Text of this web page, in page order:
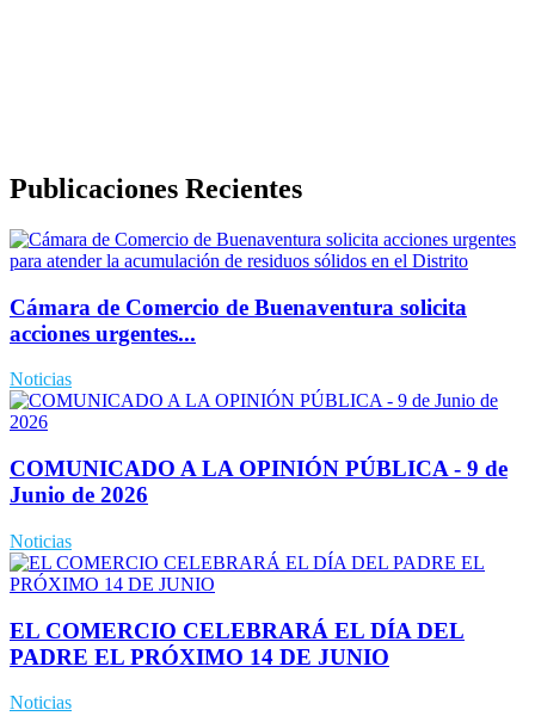
Publicaciones Recientes
Cámara de Comercio de Buenaventura solicita
acciones urgentes...
Noticias
COMUNICADO A LA OPINIÓN PÚBLICA - 9 de
Junio de 2026
Noticias
EL COMERCIO CELEBRARÁ EL DÍA DEL
PADRE EL PRÓXIMO 14 DE JUNIO
Noticias